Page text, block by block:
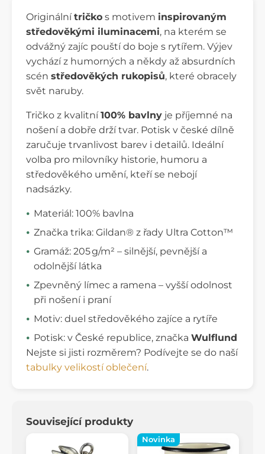
Originálnítričko s motivem inspirovaným
středověkými iluminacemi, na kterém se
odvážný zajíc pouští do boje s rytířem. Výjev
vychází z humorných a někdy až absurdních
scén středověkých rukopisů, které obracely
svět naruby.
Tričko z kvalitní100% bavlny je příjemné na
nošení a dobře drží tvar. Potisk v české dílně
zaručuje trvanlivost barev i detailů. Ideální
volba pro milovníky historie, humoru a
středověkého umění, kteří se nebojí
nadsázky.
Materiál: 100% bavlna
Značka trika: Gildan® z řady Ultra Cotton™
Gramáž: 205 g/m² – silnější, pevnější a
odolnější látka
Zpevněný límec a ramena – vyšší odolnost
při nošení i praní
Motiv: duel středověkého zajíce a rytíře
Potisk: v České republice, značka Wulflund
Nejste si jisti rozměrem? Podívejte se do naší
tabulky velikostí oblečení.
Související produkty
Novinka